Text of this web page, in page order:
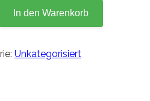
In den Warenkorb
Unkategorisiert